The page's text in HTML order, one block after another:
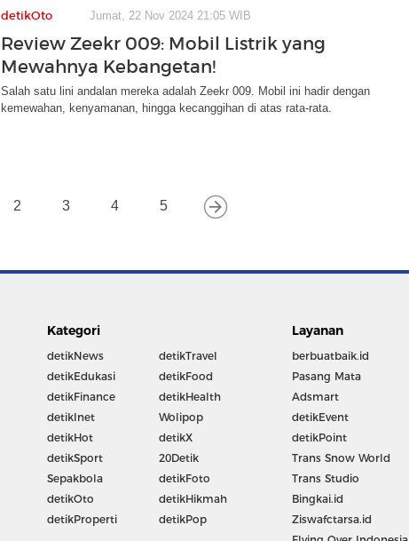
detikOto Jumat, 22 Nov 2024 21:05 WIB
Review Zeekr 009: Mobil Listrik yang
Mewahnya Kebangetan!
Salah satu lini andalan mereka adalah Zeekr 009. Mobil ini hadir dengan
kemewahan, kenyamanan, hingga kecanggihan di atas rata-rata.
2 3 4 5
Kategori
detikNews
detikEdukasi
detikFinance
detikInet
detikHot
detikSport
Sepakbola
detikOto
detikProperti
detikTravel
detikFood
detikHealth
Wolipop
detikX
20Detik
detikFoto
detikHikmah
detikPop
Layanan
berbuatbaik.id
Pasang Mata
Adsmart
detikEvent
detikPoint
Trans Snow World
Trans Studio
Bingkai.id
Ziswafctarsa.id